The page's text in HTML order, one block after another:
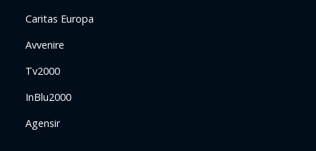
Caritas Europa
Avvenire
Tv2000
InBlu2000
Agensir